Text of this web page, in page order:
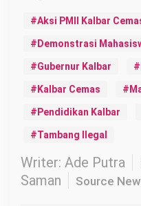
Aksi PMII Kalbar
Demonstrasi
Gubernur Kalbar
Kalbar Cemas
Pendidikan Kalbar
Tambang Ilegal
Writer: Ade Putra
Saman
Source